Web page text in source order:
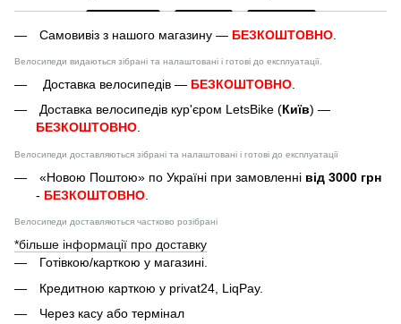
Самовивіз з нашого магазину — БЕЗКОШТОВНО
Велосипеди видаються зібрані та налаштовані і готові до експлуатації.
Доставка велосипедів — БЕЗКОШТОВНО
Доставка велосипедів кур'єром LetsBike (Київ) —
БЕЗКОШТОВНО.
Велосипеди доставляються зібрані та налаштовані і готові до експлуатації
«Новою Поштою» по Україні при замовленні від 3000 грн
- БЕЗКОШТОВНО
Велосипеди доставляються частково розібрані
*більше інформації про доставку
Готівкою/карткою у магазині.
Кредитною карткою у privat24, LiqPay.
Через касу або термінал